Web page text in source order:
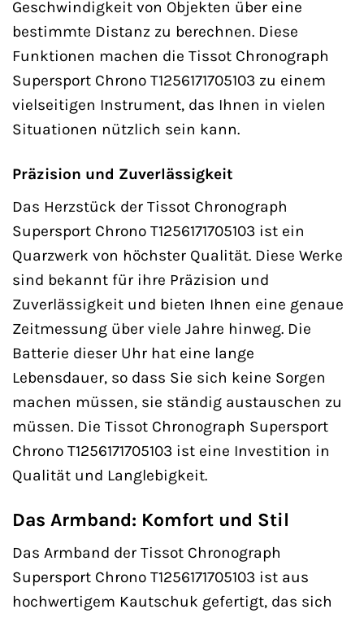
Geschwindigkeit von Objekten über eine
bestimmte Distanz zu berechnen. Diese
Funktionen machen die Tissot Chronograph
Supersport Chrono T1256171705103 zu einem
vielseitigen Instrument, das Ihnen in vielen
Situationen nützlich sein kann.
Präzision und Zuverlässigkeit
Das Herzstück der Tissot Chronograph
Supersport Chrono T1256171705103 ist ein
Quarzwerk von höchster Qualität. Diese Werke
sind bekannt für ihre Präzision und
Zuverlässigkeit und bieten Ihnen eine genaue
Zeitmessung über viele Jahre hinweg. Die
Batterie dieser Uhr hat eine lange
Lebensdauer, so dass Sie sich keine Sorgen
machen müssen, sie ständig austauschen zu
müssen. Die Tissot Chronograph Supersport
Chrono T1256171705103 ist eine Investition in
Qualität und Langlebigkeit.
Das Armband: Komfort und Stil
Das Armband der Tissot Chronograph
Supersport Chrono T1256171705103 ist aus
hochwertigem Kautschuk gefertigt, das sich